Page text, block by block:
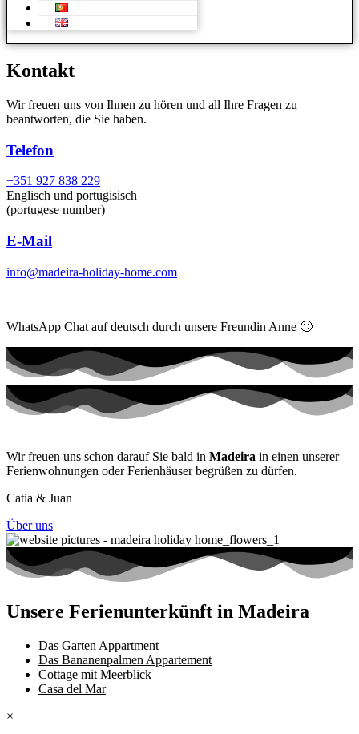
Kontakt
Wir freuen uns von Ihnen zu hören und all Ihre Fragen zu
beantworten, die Sie haben.
Telefon
+351 927 838 229
Englisch und portugisisch
(portugese number)
E-Mail
info@madeira-holiday-home.com
WhatsApp Chat auf deutsch durch unsere Freundin Anne 🙂
Wir freuen uns schon darauf Sie bald in Madeira in einen unserer
Ferienwohnungen oder Ferienhäuser begrüßen zu dürfen.
Catia & Juan
Über uns
Unsere Ferienunterkünft in Madeira
Das Garten Appartment
Das Bananenpalmen Appartement​
Cottage mit Meerblick
Casa del Mar
×